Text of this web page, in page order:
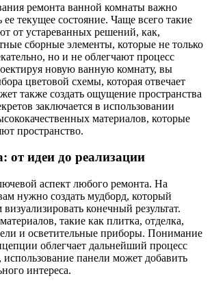
ремонта ванной комнаты важно
текущее состояние. Чаще всего такие
от устареванных решений, как,
сборные элементы, которые не только
но и не облегчают процесс
новую ванную комнату, вы
цветовой схемы, которая отвечает
также создать ощущение пространства
заключается в использовании
материалов, которые
пространство.
от идеи до реализации
аспект любого ремонта. На
нужно создать мудборд, который
конечный результат.
такие как плитка, отделка,
и осветительные приборы. Понимание
облегчает дальнейший процесс
панели может добавить
интереса.